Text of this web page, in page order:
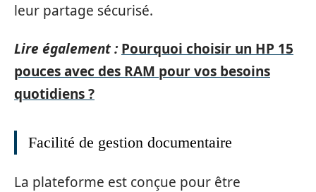
leur partage sécurisé.
Lire également : Pourquoi choisir un HP 15
pouces avec des RAM pour vos besoins
quotidiens ?
Facilité de gestion documentaire
La plateforme est conçue pour être